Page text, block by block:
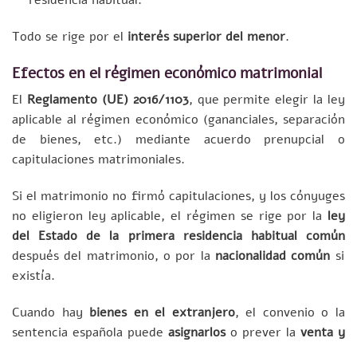
Todo se rige por el interés superior del menor.
Efectos en el régimen económico matrimonial
El Reglamento (UE) 2016/1103, que permite elegir la ley
aplicable al régimen económico (gananciales, separación
de bienes, etc.) mediante acuerdo prenupcial o
capitulaciones matrimoniales.
Si el matrimonio no firmó capitulaciones, y los cónyuges
no eligieron ley aplicable, el régimen se rige por la ley
del Estado de la primera residencia habitual común
después del matrimonio, o por la nacionalidad común si
existía.
Cuando hay bienes en el extranjero, el convenio o la
sentencia española puede asignarloso prever la venta y